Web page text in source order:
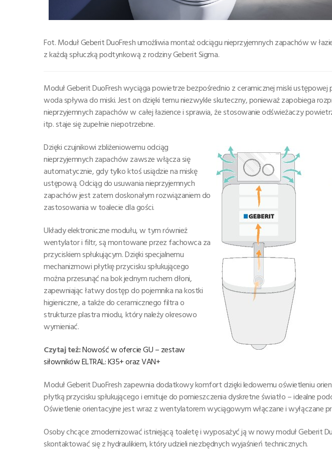
Fot. Moduł Geberit DuoFresh umożliwia montaż odciągu nieprzyjemnych zapachów w
z każdą spłuczką podtynkową z rodziny Geberit Sigma.
Moduł Geberit DuoFresh wyciąga powietrze bezpośrednio z ceramicznej miski
woda spływa do miski. Jest on dzięki temu niezwykle skuteczny, ponieważ zapobiega
nieprzyjemnych zapachów w całej łazience i sprawia, że stosowanie odświeżaczy
itp. staje się zupełnie niepotrzebne.
Dzięki czujnikowi zbliżeniowemu odciąg
nieprzyjemnych zapachów zawsze włącza się
automatycznie, gdy tylko ktoś usiądzie na miskę
ustępową. Odciąg do usuwania nieprzyjemnych
zapachów jest zatem doskonałym rozwiązaniem do
zastosowania w toalecie dla gości.
Układy elektroniczne modułu, w tym również
wentylator i filtr, są montowane przez fachowca za
przyciskiem spłukującym. Dzięki specjalnemu
mechanizmowi płytkę przycisku spłukującego
można przesunąć na bok jednym ruchem dłoni,
zapewniając łatwy dostęp do pojemnika na kostki
higieniczne, a także do ceramicznego filtra o
strukturze plastra miodu, który należy okresowo
wymieniać.
Czytaj też:Nowość w ofercie GU – zestaw
siłowników ELTRAL: K35+ oraz VAN+
Moduł Geberit DuoFresh zapewnia dodatkowy komfort dzięki ledowemu oświetleniu
płytką przycisku spłukującego i emituje do pomieszczenia dyskretne światło – idealne
Oświetlenie orientacyjne jest wraz z wentylatorem wyciągowym włączane i wyłączane
Osoby chcące zmodernizować istniejącą toaletę i wyposażyć ją w nowy moduł Geberit
skontaktować się z hydraulikiem, który udzieli niezbędnych wyjaśnień technicznych.